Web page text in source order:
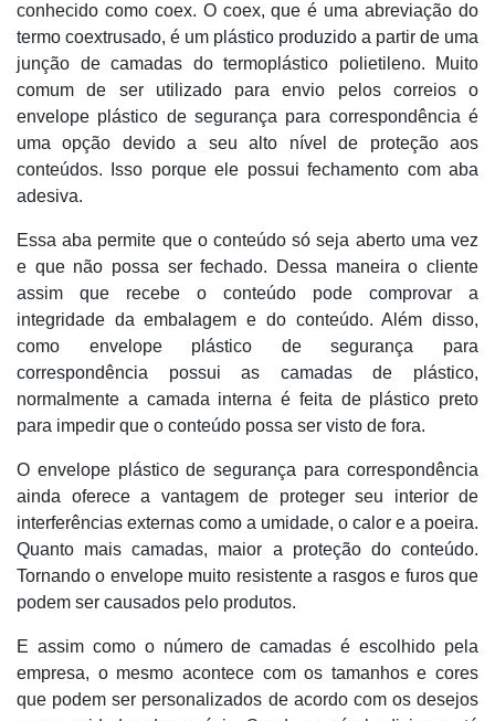
conhecido como coex. O coex, que é uma abreviação do
termo coextrusado, é um plástico produzido a partir de uma
junção de camadas do termoplástico polietileno. Muito
comum de ser utilizado para envio pelos correios o
envelope plástico de segurança para correspondência é
uma opção devido a seu alto nível de proteção aos
conteúdos. Isso porque ele possui fechamento com aba
adesiva.
Essa aba permite que o conteúdo só seja aberto uma vez
e que não possa ser fechado. Dessa maneira o cliente
assim que recebe o conteúdo pode comprovar a
integridade da embalagem e do conteúdo. Além disso,
como envelope plástico de segurança para
correspondência possui as camadas de plástico,
normalmente a camada interna é feita de plástico preto
para impedir que o conteúdo possa ser visto de fora.
O envelope plástico de segurança para correspondência
ainda oferece a vantagem de proteger seu interior de
interferências externas como a umidade, o calor e a poeira.
Quanto mais camadas, maior a proteção do conteúdo.
Tornando o envelope muito resistente a rasgos e furos que
podem ser causados pelo produtos.
E assim como o número de camadas é escolhido pela
empresa, o mesmo acontece com os tamanhos e cores
que podem ser personalizados de acordo com os desejos